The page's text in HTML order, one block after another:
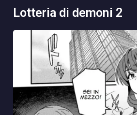
lotteria di demoni 2